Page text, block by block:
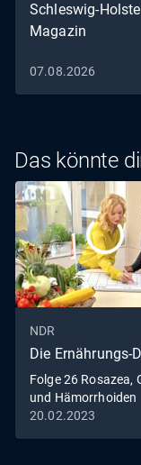
Schleswig-
Magazin
07.08.2026
Das könnte
NDR
Die Ernährungs-
Folge 26 Rosazea,
und Hämorrhoiden
20.02.2023